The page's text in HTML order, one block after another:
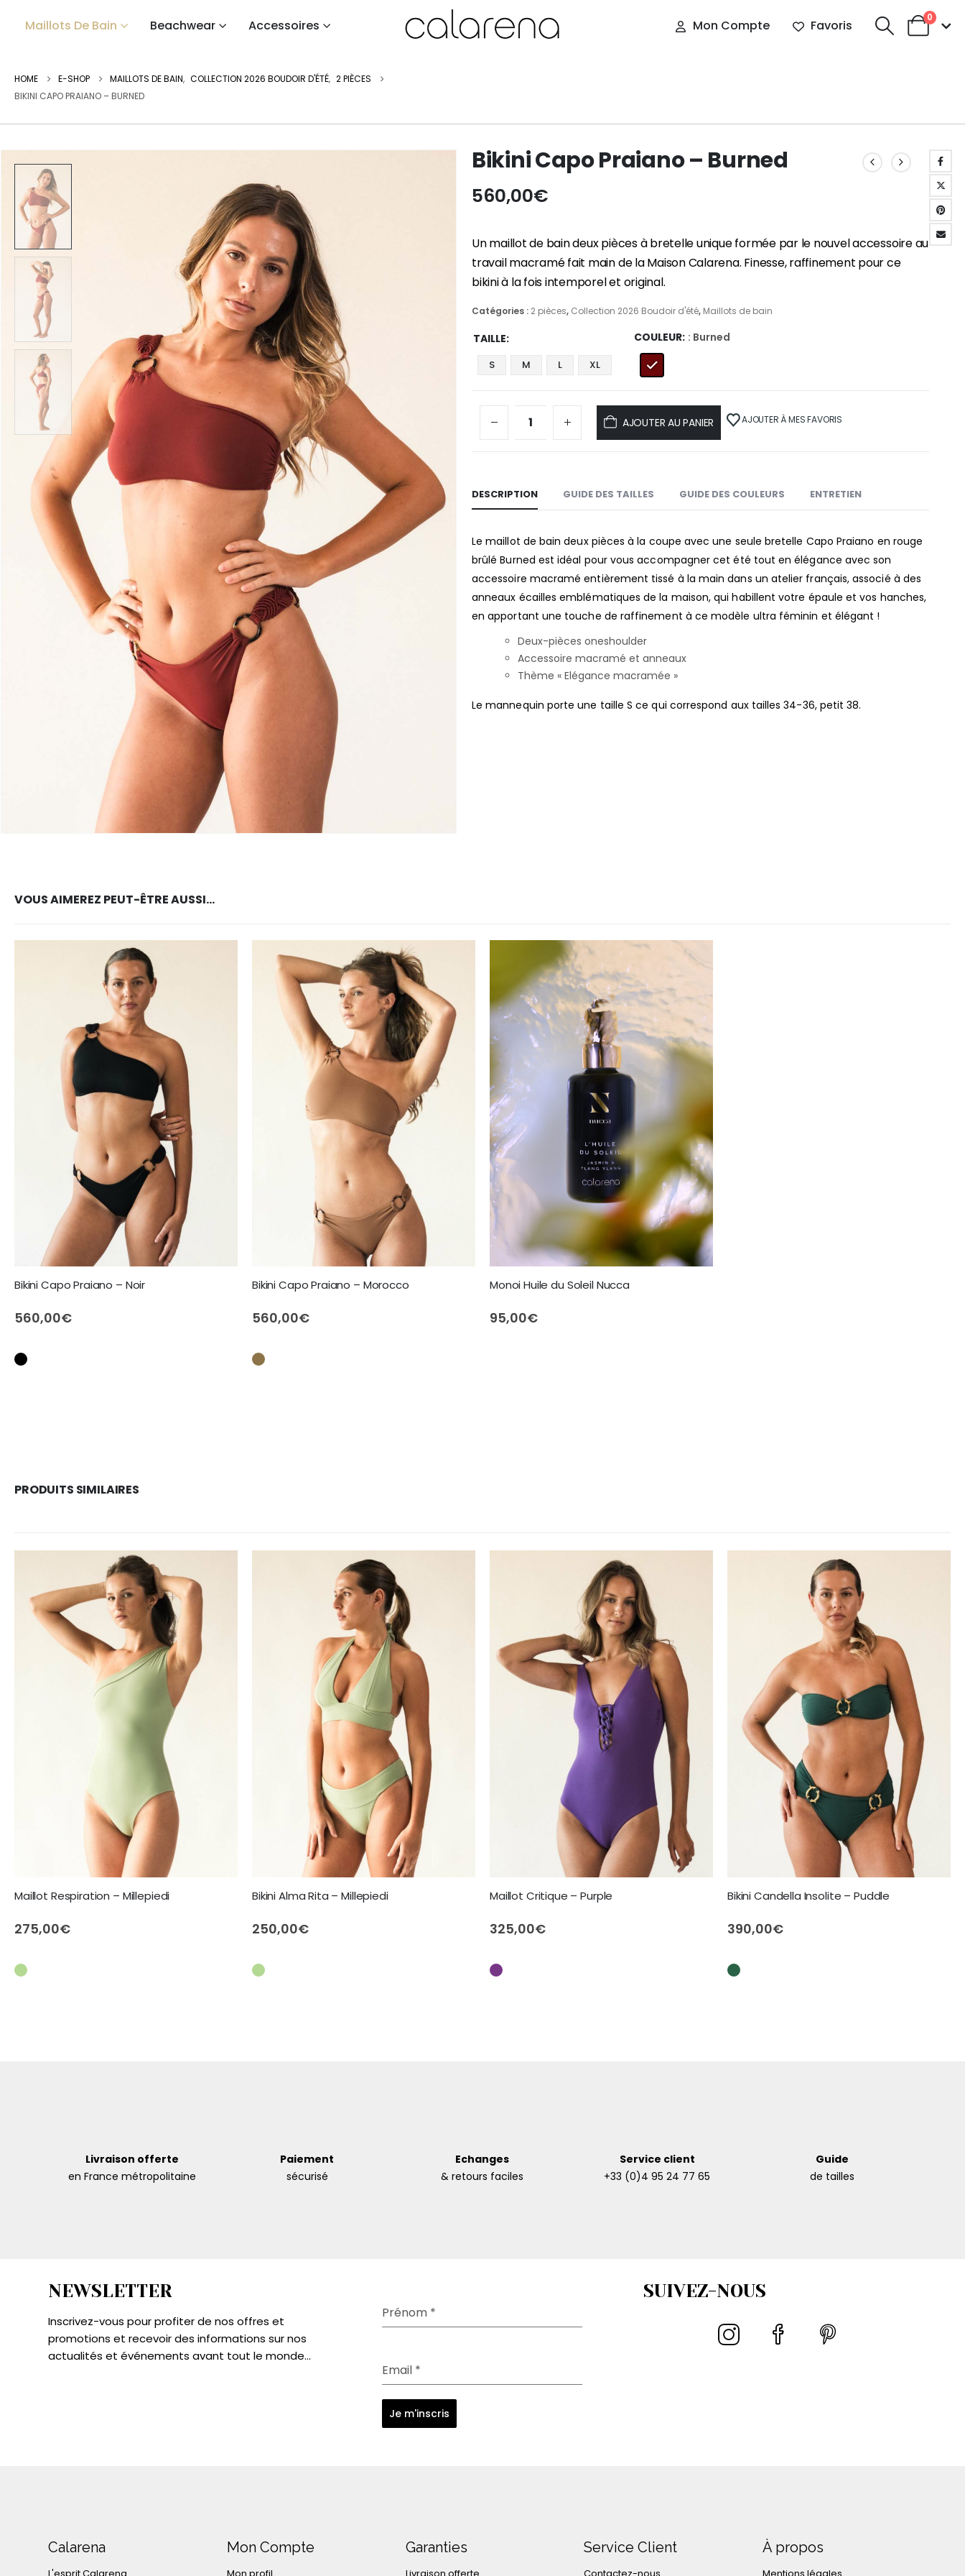
Maillots De Bain Beachwear Accessoires Mon Compte Favoris 0
HOME E-SHOP MAILLOTS DE BAIN, COLLECTION 2026 BOUDOIR D'ÉTÉ, 2 PIÈCES
BIKINI CAPO PRAIANO – BURNED
Bikini Capo Praiano – Burned
560,00€
Un maillot de bain deux pièces à bretelle unique formée par le nouvel accessoire au
travail macramé fait main de la Maison Calarena. Finesse, raffinement pour ce
bikini à la fois intemporel et original.
Catégories : 2 pièces, Collection 2026 Boudoir d'été, Maillots de bain
TAILLE
S M L XL
COULEUR : Burned
AJOUTER AU PANIER AJOUTER À MES FAVORIS
DESCRIPTION GUIDE DES TAILLES GUIDE DES COULEURS ENTRETIEN
Le maillot de bain deux pièces à la coupe avec une seule bretelle Capo Praiano en rouge
brûlé Burned est idéal pour vous accompagner cet été tout en élégance avec son
accessoire macramé entièrement tissé à la main dans un atelier français, associé à des
anneaux écailles emblématiques de la maison, qui habillent votre épaule et vos hanches,
en apportant une touche de raffinement à ce modèle ultra féminin et élégant !
Deux-pièces oneshoulder
Accessoire macramé et anneaux
Thème « Elégance macramée »
Le mannequin porte une taille S ce qui correspond aux tailles 34-36, petit 38.
VOUS AIMEREZ PEUT-ÊTRE AUSSI…
Bikini Capo Praiano – Noir
560,00€
Bikini Capo Praiano – Morocco
560,00€
Monoi Huile du Soleil Nucca
95,00€
PRODUITS SIMILAIRES
Maillot Respiration – Millepiedi
275,00€
Bikini Alma Rita – Millepiedi
250,00€
Maillot Critique – Purple
325,00€
Bikini Candella Insolite – Puddle
390,00€
Livraison offerte
en France métropolitaine
Paiement
sécurisé
Echanges
& retours faciles
Service client
+33 (0)4 95 24 77 65
Guide
de tailles
NEWSLETTER
Inscrivez-vous pour profiter de nos offres et
promotions et recevoir des informations sur nos
actualités et événements avant tout le monde...
Prénom *
Email *
Je m'inscris
SUIVEZ-NOUS
Calarena Mon Compte Garanties Service Client À propos